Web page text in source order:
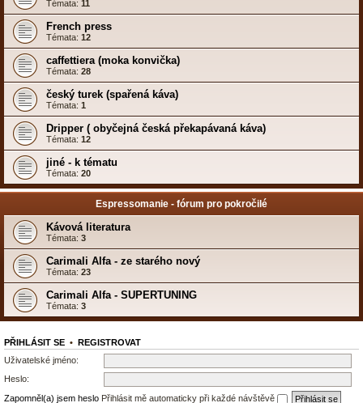
Témata: 11
French press
Témata: 12
caffettiera (moka konvička)
Témata: 28
český turek (spařená káva)
Témata: 1
Dripper ( obyčejná česká překapávaná káva)
Témata: 12
jiné - k tématu
Témata: 20
Espressomanie - fórum pro pokročilé
Kávová literatura
Témata: 3
Carimali Alfa - ze starého nový
Témata: 23
Carimali Alfa - SUPERTUNING
Témata: 3
PŘIHLÁSIT SE • REGISTROVAT
Uživatelské jméno:
Heslo:
Zapomněl(a) jsem heslo Přihlásit mě automaticky při každé návštěvě